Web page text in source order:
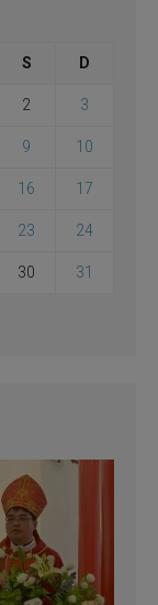
S D
2 3
9 10
16 17
23 24
30 31